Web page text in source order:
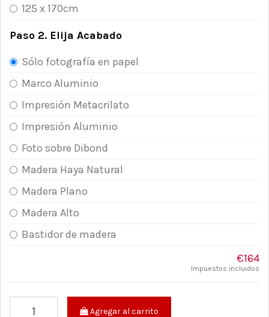
125 x 170cm
Paso 2. Elija Acabado
Sólo fotografía en papel
Marco Aluminio
Impresión Metacrilato
Impresión Aluminio
Foto sobre Dibond
Madera Haya Natural
Madera Plano
Madera Alto
Bastidor de madera
€164
Impuestos incluidos
Agregar al carrito